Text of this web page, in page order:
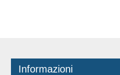
Informazioni